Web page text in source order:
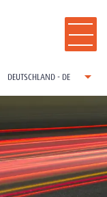
DEUTSCHLAND - DE